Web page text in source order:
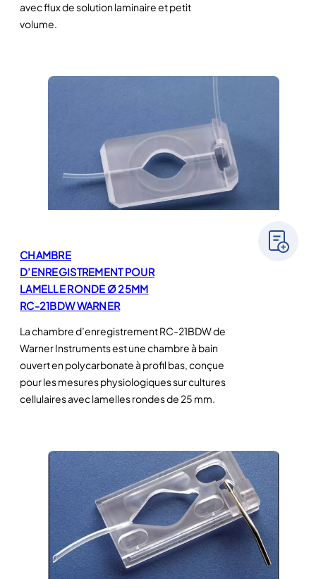
avec flux de solution laminaire et petit
volume.
CHAMBRE
D’ENREGISTREMENT POUR
LAMELLE RONDE Ø 25MM
RC-21BDW WARNER
La chambre d’enregistrement RC-21BDW de
Warner Instruments est une chambre à bain
ouvert en polycarbonate à profil bas, conçue
pour les mesures physiologiques sur cultures
cellulaires avec lamelles rondes de 25 mm.